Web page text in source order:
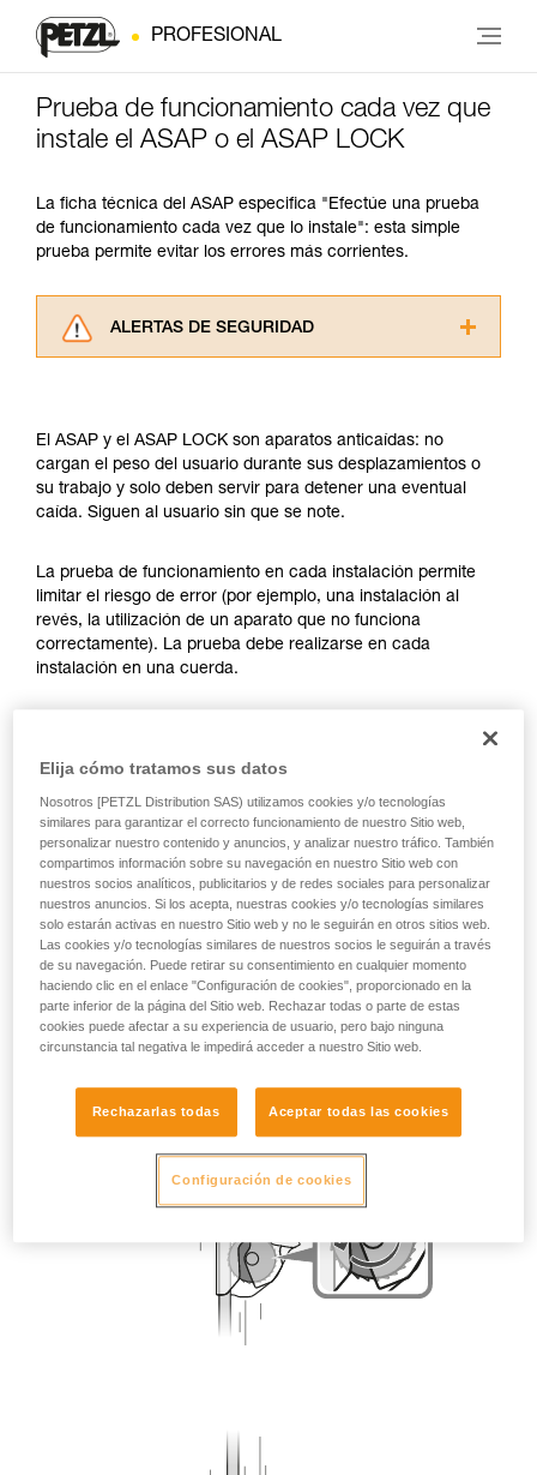
PROFESIONAL
Prueba de funcionamiento cada vez que
instale el ASAP o el ASAP LOCK
La ficha técnica del ASAP especifica "Efectúe una prueba
de funcionamiento cada vez que lo instale": esta simple
prueba permite evitar los errores más corrientes.
ALERTAS DE SEGURIDAD
información de la ficha técnica para poder
comprender este complemento informativo.
Dominar estas técnicas requiere una formación
y un entrenamiento específico. Confirme a
ejecutar estas técnicas, solo y con total
seguridad, antes de ejecutarlas de forma
autónoma.
Damos ejemplos de técnicas relacionadas con
su actividad. Pueden existir otras que no
El ASAP y el ASAP LOCK son aparatos anticaídas: no
cargan el peso del usuario durante sus desplazamientos o
su trabajo y solo deben servir para detener una eventual
caída. Siguen al usuario sin que se note.
La prueba de funcionamiento en cada instalación permite
limitar el riesgo de error (por ejemplo, una instalación al
revés, la utilización de un aparato que no funciona
correctamente). La prueba debe realizarse en cada
instalación en una cuerda.
Una vez el ASAP o ASAP LOCK colocado en la cuerda, haga
deslizar su aparato bruscamente hacia abajo. Un
movimiento rápido de la mano permite alcanzar fácilmente la
velocidad de 2 m/s, el aparato debe bloquear. Si no bloquea,
compruebe su instalación o inspeccione el estado del
aparato.
Elija cómo tratamos sus datos
Nosotros [PETZL Distribution SAS) utilizamos cookies y/o tecnologías
similares para garantizar el correcto funcionamiento de nuestro Sitio web,
personalizar nuestro contenido y anuncios, y analizar nuestro tráfico. También
compartimos información sobre su navegación en nuestro Sitio web con
nuestros socios analíticos, publicitarios y de redes sociales para personalizar
nuestros anuncios. Si los acepta, nuestras cookies y/o tecnologías similares
solo estarán activas en nuestro Sitio web y no le seguirán en otros sitios web.
Las cookies y/o tecnologías similares de nuestros socios le seguirán a través
de su navegación. Puede retirar su consentimiento en cualquier momento
haciendo clic en el enlace "Configuración de cookies", proporcionado en la
parte inferior de la página del Sitio web. Rechazar todas o parte de estas
cookies puede afectar a su experiencia de usuario, pero bajo ninguna
circunstancia tal negativa le impedirá acceder a nuestro Sitio web.
Rechazarlas todas Aceptar todas las cookies
Configuración de cookies